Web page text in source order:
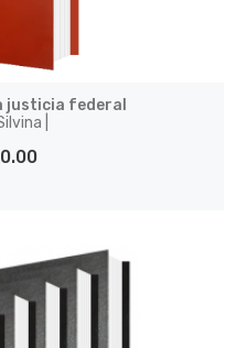
justicia federal
|